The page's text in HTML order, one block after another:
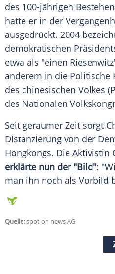
des 100-jährigen
hatte er in der
ausgedrückt. 2004
demokratischen
etwa als "einen
anderem in die Politische
des chinesischen Volkes
des Nationalen
Seit geraumer Zeit sorgt
Distanzierung von der
Hongkongs. Die Aktivistin
erklärte nun der "Bild":
man ihn noch als Vorbild
Quelle:spot on news AG